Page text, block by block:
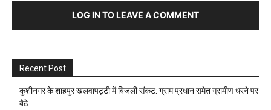
LOG IN TO LEAVE A COMMENT
Recent Post
कुशीनगर के शाहपुर खलवापट्टी में बिजली संकट: ग्राम प्रधान समेत ग्रामीण धरने पर
बैठे